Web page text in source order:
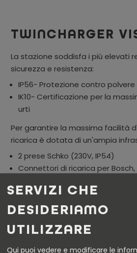
TWINCHARGER
La stazione soddisfa i più elevati
sicurezza e resistenza:
IP56- Protezione contro
IK10- Certificazione per la
urti
Per garantire la massima facilità
ricarica è dotata di un'ampia
2 prese Schko (230V, IP54)
Connettori di ricarica per
Il compressore integrato
aggiuntivo e consente di gonfiare
pneumatici in qualsiasi momento
Con il TwinCharger Vision, Leitner
SERVIZI CHE
DESIDERIAMO
UTILIZZARE
Qui puoi vedere e modificare le